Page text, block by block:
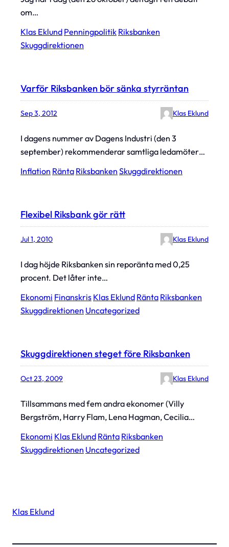
om…
Klas Eklund Penningpolitik Riksbanken
Skuggdirektionen
Varför Riksbanken bör sänka styrräntan
Sep 3, 2012 Klas Eklund
I dagens nummer av Dagens Industri (den 3
september) rekommenderar samtliga ledamöter…
Inflation Ränta Riksbanken Skuggdirektionen
Flexibel Riksbank gör rätt
Jul 1, 2010 Klas Eklund
I dag höjde Riksbanken sin reporänta med 0,25
procent. Det låter inte…
Ekonomi Finanskris Klas Eklund Ränta Riksbanken
Skuggdirektionen Uncategorized
Skuggdirektionen steget före Riksbanken
Oct 23, 2009 Klas Eklund
Tillsammans med fem andra ekonomer (Villy
Bergström, Harry Flam, Lena Hagman, Cecilia…
Ekonomi Klas Eklund Ränta Riksbanken
Skuggdirektionen Uncategorized
Klas Eklund